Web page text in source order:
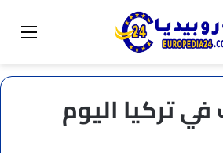
تبديل المظهر
تركيا اليوم